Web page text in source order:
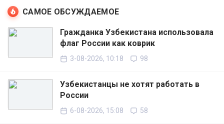
САМОЕ ОБСУЖДАЕМОЕ
Гражданка Узбекистана использовала
флаг России как коврик
3-08-2026, 10:18 98
Узбекистанцы не хотят работать в
России
6-08-2026, 15:08 58